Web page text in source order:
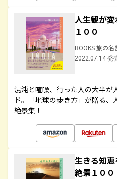
人生観が
１００
BOOKS 旅の名
2022.07.14 発
混沌と喧噪、行った人の大半が
ド。「地球の歩き方」が贈る
絶景集！
生きる知
絶景１００